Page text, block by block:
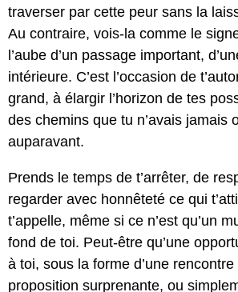
traverser par cette peur sans la
Au contraire, vois-la comme le
l’aube d’un passage important,
intérieure. C’est l’occasion de
grand, à élargir l’horizon de tes
des chemins que tu n’avais jamais
auparavant.
Prends le temps de t’arrêter, de
regarder avec honnêteté ce qui
t’appelle, même si ce n’est qu’un
fond de toi. Peut-être qu’une
à toi, sous la forme d’une rencontre
proposition surprenante, ou